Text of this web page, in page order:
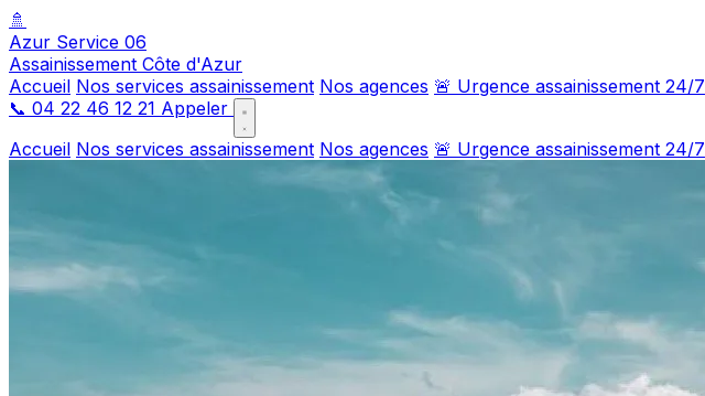
🚿
Azur Service 06
Assainissement Côte d'Azur
Accueil Nos services assainissement Nos agences 🚨 Urgence assainissement 24/7
📞 04 22 46 12 21 Appeler
Accueil Nos services assainissement Nos agences 🚨 Urgence assainissement 24/7